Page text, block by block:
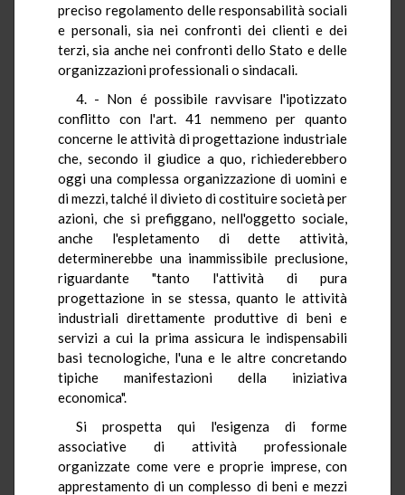
preciso regolamento delle responsabilità sociali
e personali, sia nei confronti dei clienti e dei
terzi, sia anche nei confronti dello Stato e delle
organizzazioni professionali o sindacali.
4. - Non é possibile ravvisare l'ipotizzato
conflitto con l'art. 41 nemmeno per quanto
concerne le attività di progettazione industriale
che, secondo il giudice a quo, richiederebbero
oggi una complessa organizzazione di uomini e
di mezzi, talché il divieto di costituire società per
azioni, che si prefiggano, nell'oggetto sociale,
anche l'espletamento di dette attività,
determinerebbe una inammissibile preclusione,
riguardante "tanto l'attività di pura
progettazione in se stessa, quanto le attività
industriali direttamente produttive di beni e
servizi a cui la prima assicura le indispensabili
basi tecnologiche, l'una e le altre concretando
tipiche manifestazioni della iniziativa
economica".
Si prospetta qui l'esigenza di forme
associative di attività professionale
organizzate come vere e proprie imprese, con
apprestamento di un complesso di beni e mezzi